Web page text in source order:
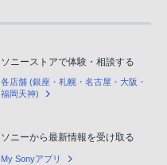
ソニーストアで体験・相談する
各店舗 (銀座・札幌・名古屋・大阪・
福岡天神)
ソニーから最新情報を受け取る
My Sonyアプリ